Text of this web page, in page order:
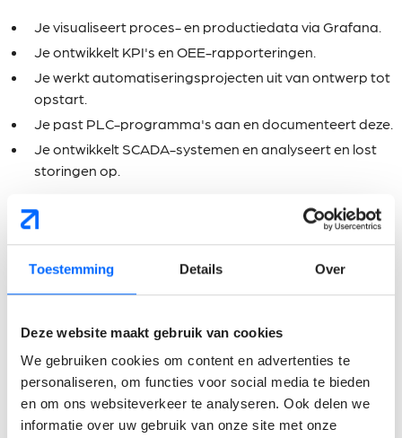
Toestemming Details Over
Deze website maakt gebruik van cookies
We gebruiken cookies om content en advertenties te
personaliseren, om functies voor social media te bieden
en om ons websiteverkeer te analyseren. Ook delen we
informatie over uw gebruik van onze site met onze
Je visualiseert proces- en productiedata via Grafana.
Je ontwikkelt KPI's en OEE-rapporteringen.
Je werkt automatiseringsprojecten uit van ontwerp tot
opstart.
Je past PLC-programma's aan en documenteert deze.
Je ontwikkelt SCADA-systemen en analyseert en lost
storingen op.
Wat verwachten wij van
jou?
Elektromechanica, Automatisering of gelijkwaardige
ervaring.
Je hebt ervaring met HMI- en SCADA-systemen.